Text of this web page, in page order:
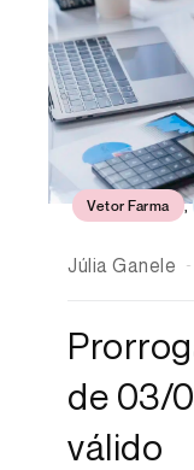
Vetor Farma ,
Júlia Ganele
de 03/
válido